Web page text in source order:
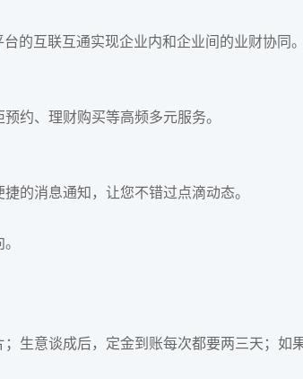
的互联互通实现企业内和企业间的业财协同
约、理财购买等高频多元服务。
消息通知，让您不错过点滴动态。
生意谈成后，定金到账每次都要两三天；如